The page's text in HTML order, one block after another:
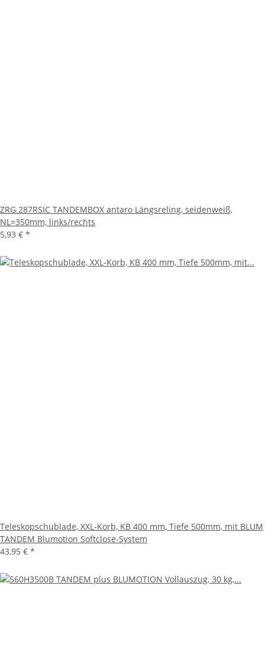
ZRG.287RSIC TANDEMBOX antaro Längsreling, seidenweiß,
NL=350mm, links/rechts
5,93 € *
Teleskopschublade, XXL-Korb, KB 400 mm, Tiefe 500mm, mit BLUM
TANDEM Blumotion Softclose-System
43,95 € *